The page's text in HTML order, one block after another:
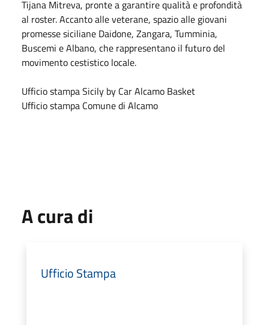
Tijana Mitreva, pronte a garantire qualità e profondità
al roster. Accanto alle veterane, spazio alle giovani
promesse siciliane Daidone, Zangara, Tumminia,
Buscemi e Albano, che rappresentano il futuro del
movimento cestistico locale.
Ufficio stampa Sicily by Car Alcamo Basket
Ufficio stampa Comune di Alcamo
A cura di
Ufficio Stampa